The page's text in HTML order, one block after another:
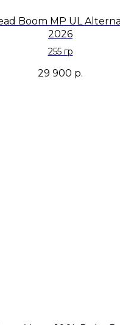
Boom MP UL
2026
255 гр
29 900 р.